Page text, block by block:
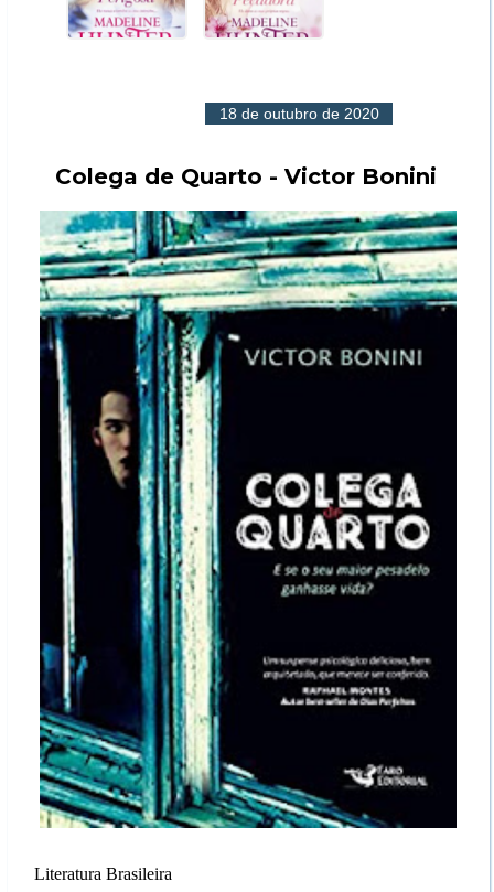
18 de outubro de 2020
Colega de Quarto - Victor Bonini
Literatura Brasileira